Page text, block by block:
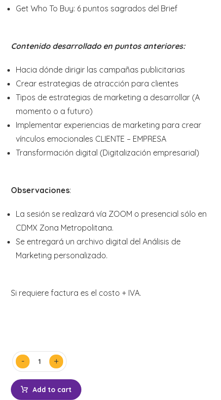
Get Who To Buy: 6 puntos sagrados del Brief
Contenido desarrollado en puntos anteriores:
Hacia dónde dirigir las campañas publicitarias
Crear estrategias de atracción para clientes
Tipos de estrategias de marketing a desarrollar (A
momento o a futuro)
Implementar experiencias de marketing para crear
vínculos emocionales CLIENTE – EMPRESA
Transformación digital (Digitalización empresarial)
Observaciones:
La sesión se realizará vía ZOOM o presencial sólo en
CDMX Zona Metropolitana.
Se entregará un archivo digital del Análisis de
Marketing personalizado.
Si requiere factura es el costo + IVA.
- +
Add to cart